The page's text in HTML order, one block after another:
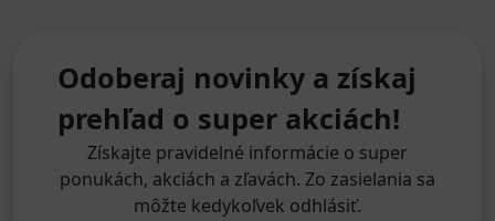
Odoberaj novinky a získaj
prehľad o super akciách!
Získajte pravidelné informácie o super
ponukách, akciách a zľavách. Zo zasielania sa
môžte kedykoľvek odhlásiť.